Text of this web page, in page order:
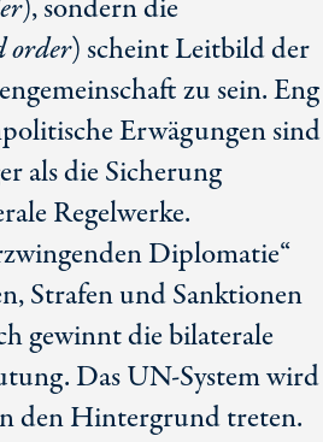
), sondern die
order) scheint Leitbild der
zu sein. Eng
Erwägungen sind
als die Sicherung
Regelwerke.
Diplomatie“
Strafen und Sanktionen
gewinnt die bilaterale
DasUN-Systemwird
den Hintergrund treten.